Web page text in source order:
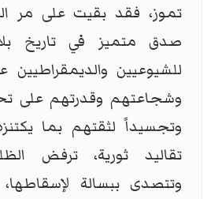
تموز، فقد بقيت على مر
صدق متميز في تاريخ
للشيوعيين
وشجاعتهم وقدرتهم على
وتجسيداً لثقتهم بما
تقاليد ثورية، ترفض
وتتصدى ببسالة